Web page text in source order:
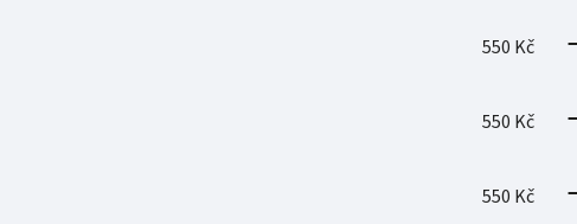
550 Kč
550 Kč
550 Kč